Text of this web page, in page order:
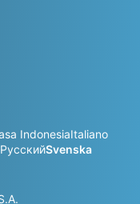
IndonesiaItaliano
РусскийSvenska